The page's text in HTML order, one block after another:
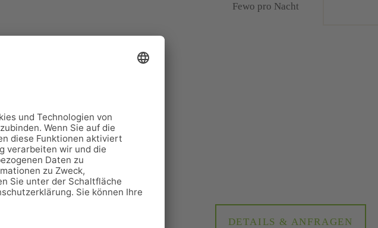
von Friedrichroda direkt am
5 gemütliche
Gasthof mit gutbürgerlicher
Fewo pro Nacht
DETAILS & ANFRAGEN